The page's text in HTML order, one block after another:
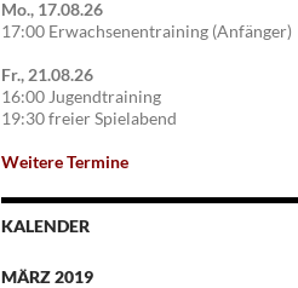
Mo., 17.08.26
17:00 Erwachsenentraining (Anfänger)
Fr., 21.08.26
16:00 Jugendtraining
19:30 freier Spielabend
Weitere Termine
KALENDER
MÄRZ 2019